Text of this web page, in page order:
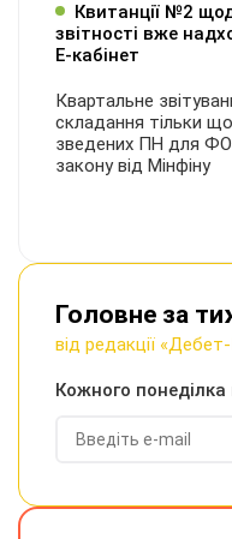
Квитанції №2
звітності вже
Е-кабінет
Квартальне
складання тільки
зведених ПН для
закону від Мінфіну
Головне за
від редакції
Кожного